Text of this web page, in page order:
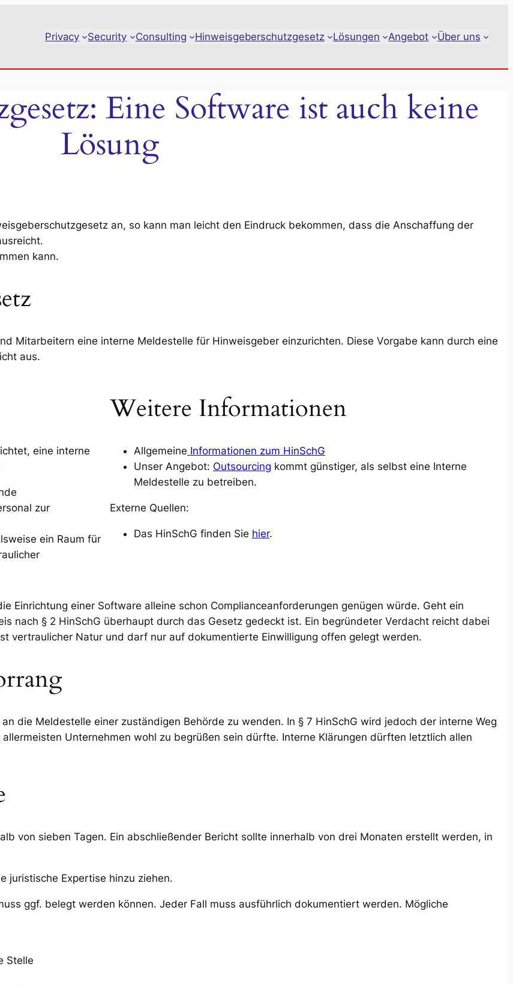
Privacy Security Consulting Hinweisgeberschutzgesetz Lösungen Angebot Über uns
Eine Software ist auch keine
Lösung
an, so kann man leicht den Eindruck bekommen, dass die Anschaffung der
kann.
Mitarbeitern eine interne Meldestelle für Hinweisgeber einzurichten. Diese Vorgabe kann durch eine
aus.
eine interne
zur
ein Raum für
Weitere Informationen
Allgemeine Informationen zum HinSchG
Unser Angebot: Outsourcing kommt günstiger, als selbst eine Interne
Meldestelle zu betreiben.
Externe Quellen:
Das HinSchG finden Sie hier.
Einrichtung einer Software alleine schon Complianceanforderungen genügen würde. Geht ein
nach § 2 HinSchG überhaupt durch das Gesetz gedeckt ist. Ein begründeter Verdacht reicht dabei
vertraulicher Natur und darf nur auf dokumentierte Einwilligung offen gelegt werden.
die Meldestelle einer zuständigen Behörde zu wenden. In § 7 HinSchG wird jedoch der interne Weg
Unternehmen wohl zu begrüßen sein dürfte. Interne Klärungen dürften letztlich allen
von sieben Tagen. Ein abschließender Bericht sollte innerhalb von drei Monaten erstellt werden, in
juristische Expertise hinzu ziehen.
ggf. belegt werden können. Jeder Fall muss ausführlich dokumentiert werden. Mögliche
Stelle